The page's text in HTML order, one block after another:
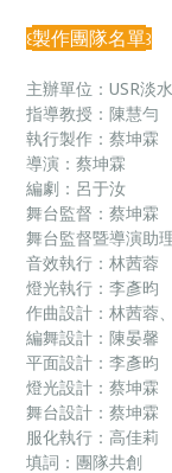
꒰製作團隊名單꒱
主辦單位：USR淡
指導教授：陳慧勻
執行製作：蔡坤霖
導演：蔡坤霖
編劇：呂于汝
舞台監督：蔡坤霖
舞台監督暨導演助
音效執行：林茜蓉
燈光執行：李彥昀
作曲設計：林茜蓉
編舞設計：陳晏馨
平面設計：李彥昀
燈光設計：蔡坤霖
舞台設計：蔡坤霖
服化執行：高佳莉
填詞：團隊共創